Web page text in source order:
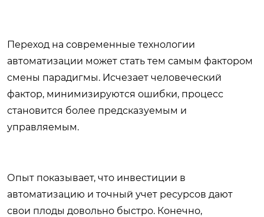
Переход на современные технологии
автоматизации может стать тем самым фактором
смены парадигмы. Исчезает человеческий
фактор, минимизируются ошибки, процесс
становится более предсказуемым и
управляемым.
Опыт показывает, что инвестиции в
автоматизацию и точный учет ресурсов дают
свои плоды довольно быстро. Конечно,